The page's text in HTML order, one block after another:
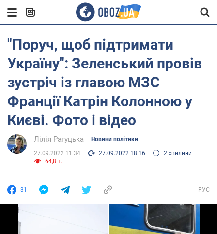
"Поруч, щоб підтримати
Україну": Зеленський провів
зустріч із главою МЗС
Франції Катрін Колонною у
Києві. Фото і відео
Лілія Рагуцька Новини політики
27.09.2022 11:34 27.09.2022 18:16
2 хвилини
64,8 т.
31 РУС